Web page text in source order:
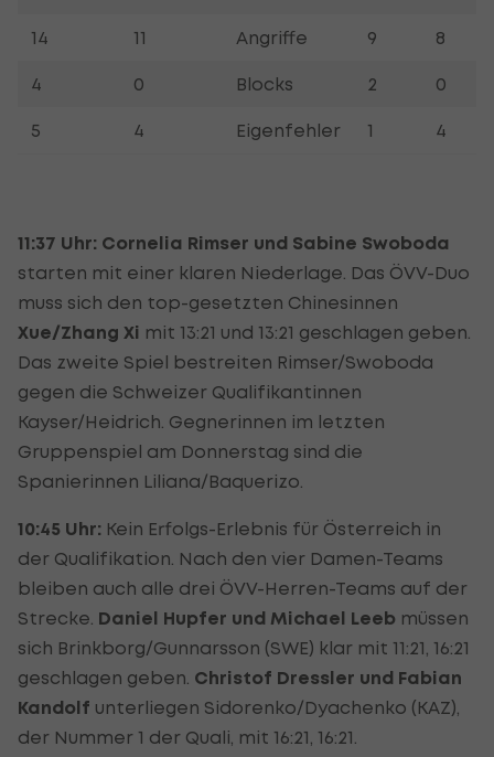
14 11 Angriffe 9 8
4 0 Blocks 2 0
5 4 Eigenfehler 1 4
11:37 Uhr: Cornelia Rimser und Sabine Swoboda
starten mit einer klaren Niederlage. Das ÖVV-Duo
muss sich den top-gesetzten Chinesinnen
Xue/Zhang Xi mit 13:21 und 13:21 geschlagen geben.
Das zweite Spiel bestreiten Rimser/Swoboda
gegen die Schweizer Qualifikantinnen
Kayser/Heidrich. Gegnerinnen im letzten
Gruppenspiel am Donnerstag sind die
Spanierinnen Liliana/Baquerizo.
10:45 Uhr: Kein Erfolgs-Erlebnis für Österreich in
der Qualifikation. Nach den vier Damen-Teams
bleiben auch alle drei ÖVV-Herren-Teams auf der
Strecke. Daniel Hupfer und Michael Leeb müssen
sich Brinkborg/Gunnarsson (SWE) klar mit 11:21, 16:21
geschlagen geben. Christof Dressler und Fabian
Kandolf unterliegen Sidorenko/Dyachenko (KAZ),
der Nummer 1 der Quali, mit 16:21, 16:21.